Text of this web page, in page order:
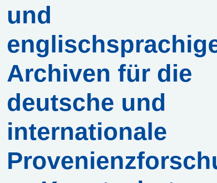
Beratungs-
Service
Training
Anmeldung
Webinar:
Digitale
Briefedition
und
Archiven für die
deutsche und
internationale